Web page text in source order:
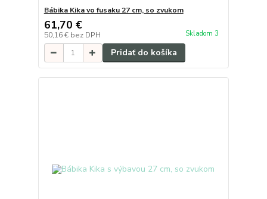
Bábika Kika vo fusaku 27 cm, so zvukom
61,70 €
50,16 € bez DPH Skladom 3
Pridať do košíka